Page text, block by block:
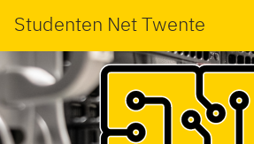
Studenten Net Twente